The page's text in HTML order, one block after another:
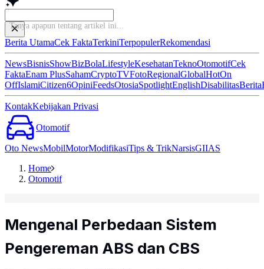
Tanya apapun tentang
Berita UtamaCek FaktaTerkiniTerpopulerRekomendasi
NewsBisnisShowBizBolaLifestyleKesehatanTeknoOtomotifCek
FaktaEnam PlusSahamCryptoTVFotoRegionalGlobalHotOn
OffIslamiCitizen6OpiniFeedsOtosiaSpotlightEnglishDisabilitasBerita
KontakKebijakan Privasi
Otomotif
Oto NewsMobilMotorModifikasiTips & TrikNarsisGIIAS
Home
Otomotif
Mengenal Perbedaan Sistem
Pengereman ABS dan CBS